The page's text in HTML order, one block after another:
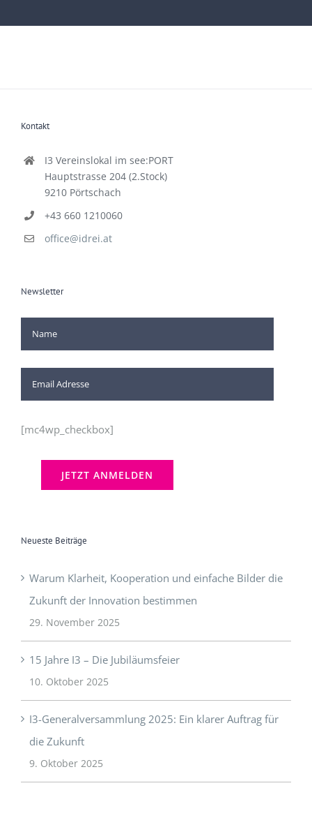
Kontakt
I3 Vereinslokal im see:PORT
Hauptstrasse 204 (2.Stock)
9210 Pörtschach
+43 660 1210060
office@idrei.at
Newsletter
[mc4wp_checkbox]
Neueste Beiträge
Warum Klarheit, Kooperation und einfache Bilder die
Zukunft der Innovation bestimmen
29. November 2025
15 Jahre I3 – Die Jubiläumsfeier
10. Oktober 2025
I3-Generalversammlung 2025: Ein klarer Auftrag für
die Zukunft
9. Oktober 2025